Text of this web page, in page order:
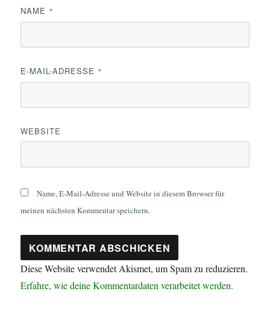
NAME *
E-MAIL-ADRESSE *
WEBSITE
Name, E-Mail-Adresse und Website in diesem Browser für
meinen nächsten Kommentar speichern.
Diese Website verwendet Akismet, um Spam zu reduzieren.
Erfahre, wie deine Kommentardaten verarbeitet werden.